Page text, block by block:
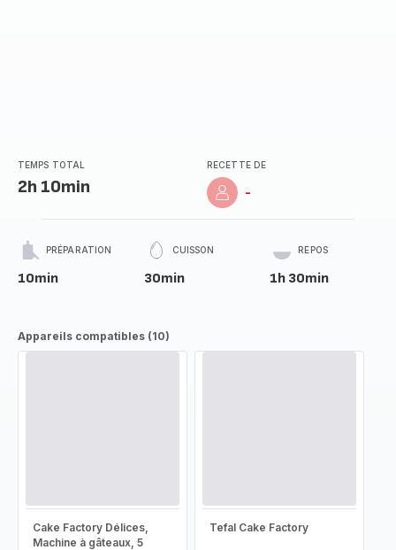
TEMPS TOTAL
2h 10min
RECETTE DE
-
PRÉPARATION
10min
CUISSON
30min
REPOS
1h 30min
Appareils compatibles (10)
Cake Factory Délices,
Machine à gâteaux, 5
Tefal Cake Factory